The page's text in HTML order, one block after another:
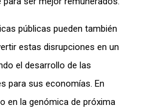
públicas pueden también
estas disrupciones en un
el desarrollo de las
para sus economías. En
en la genómica de próxima